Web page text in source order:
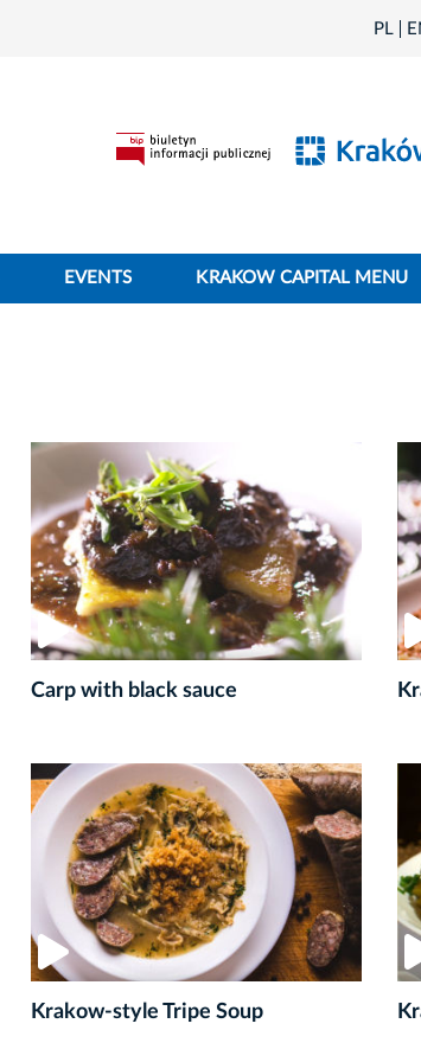
PL
EVENTS KRAKOW CAPITAL MENU
Carp with black sauce
Krakow-style Tripe Soup